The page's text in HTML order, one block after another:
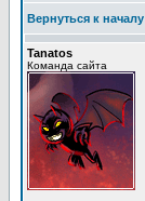
Вернуться к началу
Tanatos
Команда сайта